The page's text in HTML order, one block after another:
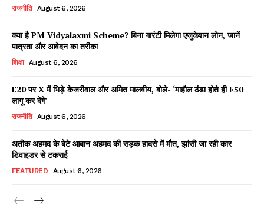
Facebook
Read Latest News on AIN
NEWS 1 App
राजनीति August 6, 2026
क्या है PM Vidyalaxmi Scheme? बिना गारंटी मिलेगा एजुकेशन लोन, जानें
पात्रता और आवेदन का तरीका
शिक्षा August 6, 2026
E20 पर X में भिड़े केजरीवाल और अमित मालवीय, बोले- ‘माहौल ठंडा होते ही E50
लागू कर देंगे’
राजनीति August 6, 2026
अतीक अहमद के बेटे आबान अहमद की सड़क हादसे में मौत, झांसी जा रही कार
डिवाइडर से टकराई
FEATURED August 6, 2026